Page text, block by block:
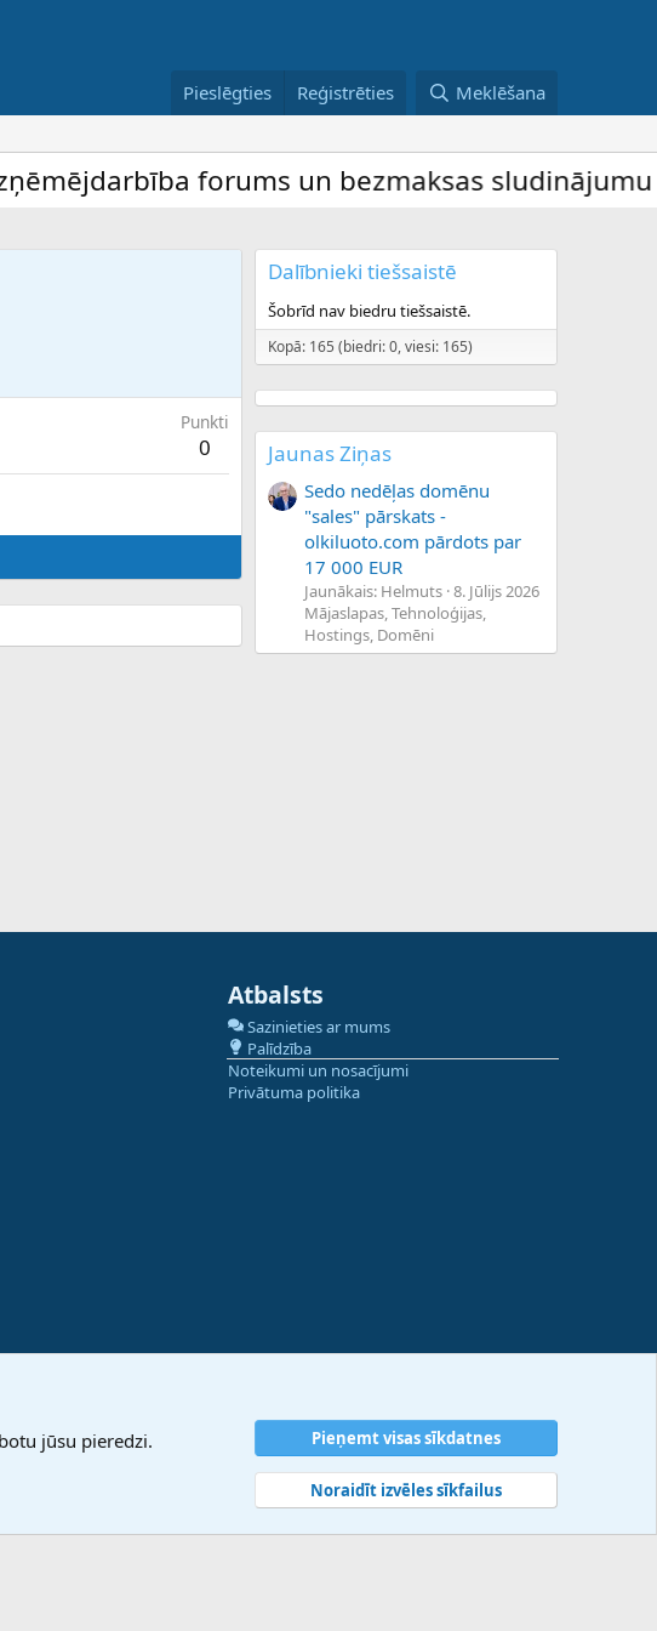
Pieslēgties Reģistrēties Meklēšana
forums un bezmaksas sludinājumu
Punkti
0
Dalībnieki tiešsaistē
Šobrīd nav biedru tiešsaistē.
Kopā: 165 (biedri: 0, viesi: 165)
Jaunas Ziņas
Sedo nedēļas domēnu
"sales" pārskats -
olkiluoto.com pārdots par
17 000 EUR
Jaunākais: Helmuts 8. Jūlijs 2026
Mājaslapas, Tehnoloģijas,
Hostings, Domēni
Atbalsts
Sazinieties ar mums
Palīdzība
Noteikumi un nosacījumi
Privātuma politika
jūsu pieredzi.
Pieņemt visas sīkdatnes
Noraidīt izvēles sīkfailus